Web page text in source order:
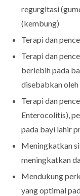
regurgitasi
(kembung)
Terapi dan
Terapi dan
berlebih pada
disebabkan oleh
Terapi dan
Enterocolitis),
pada bayi lahir
Meningkatkan
meningkatkan
Mendukung
yang optimal